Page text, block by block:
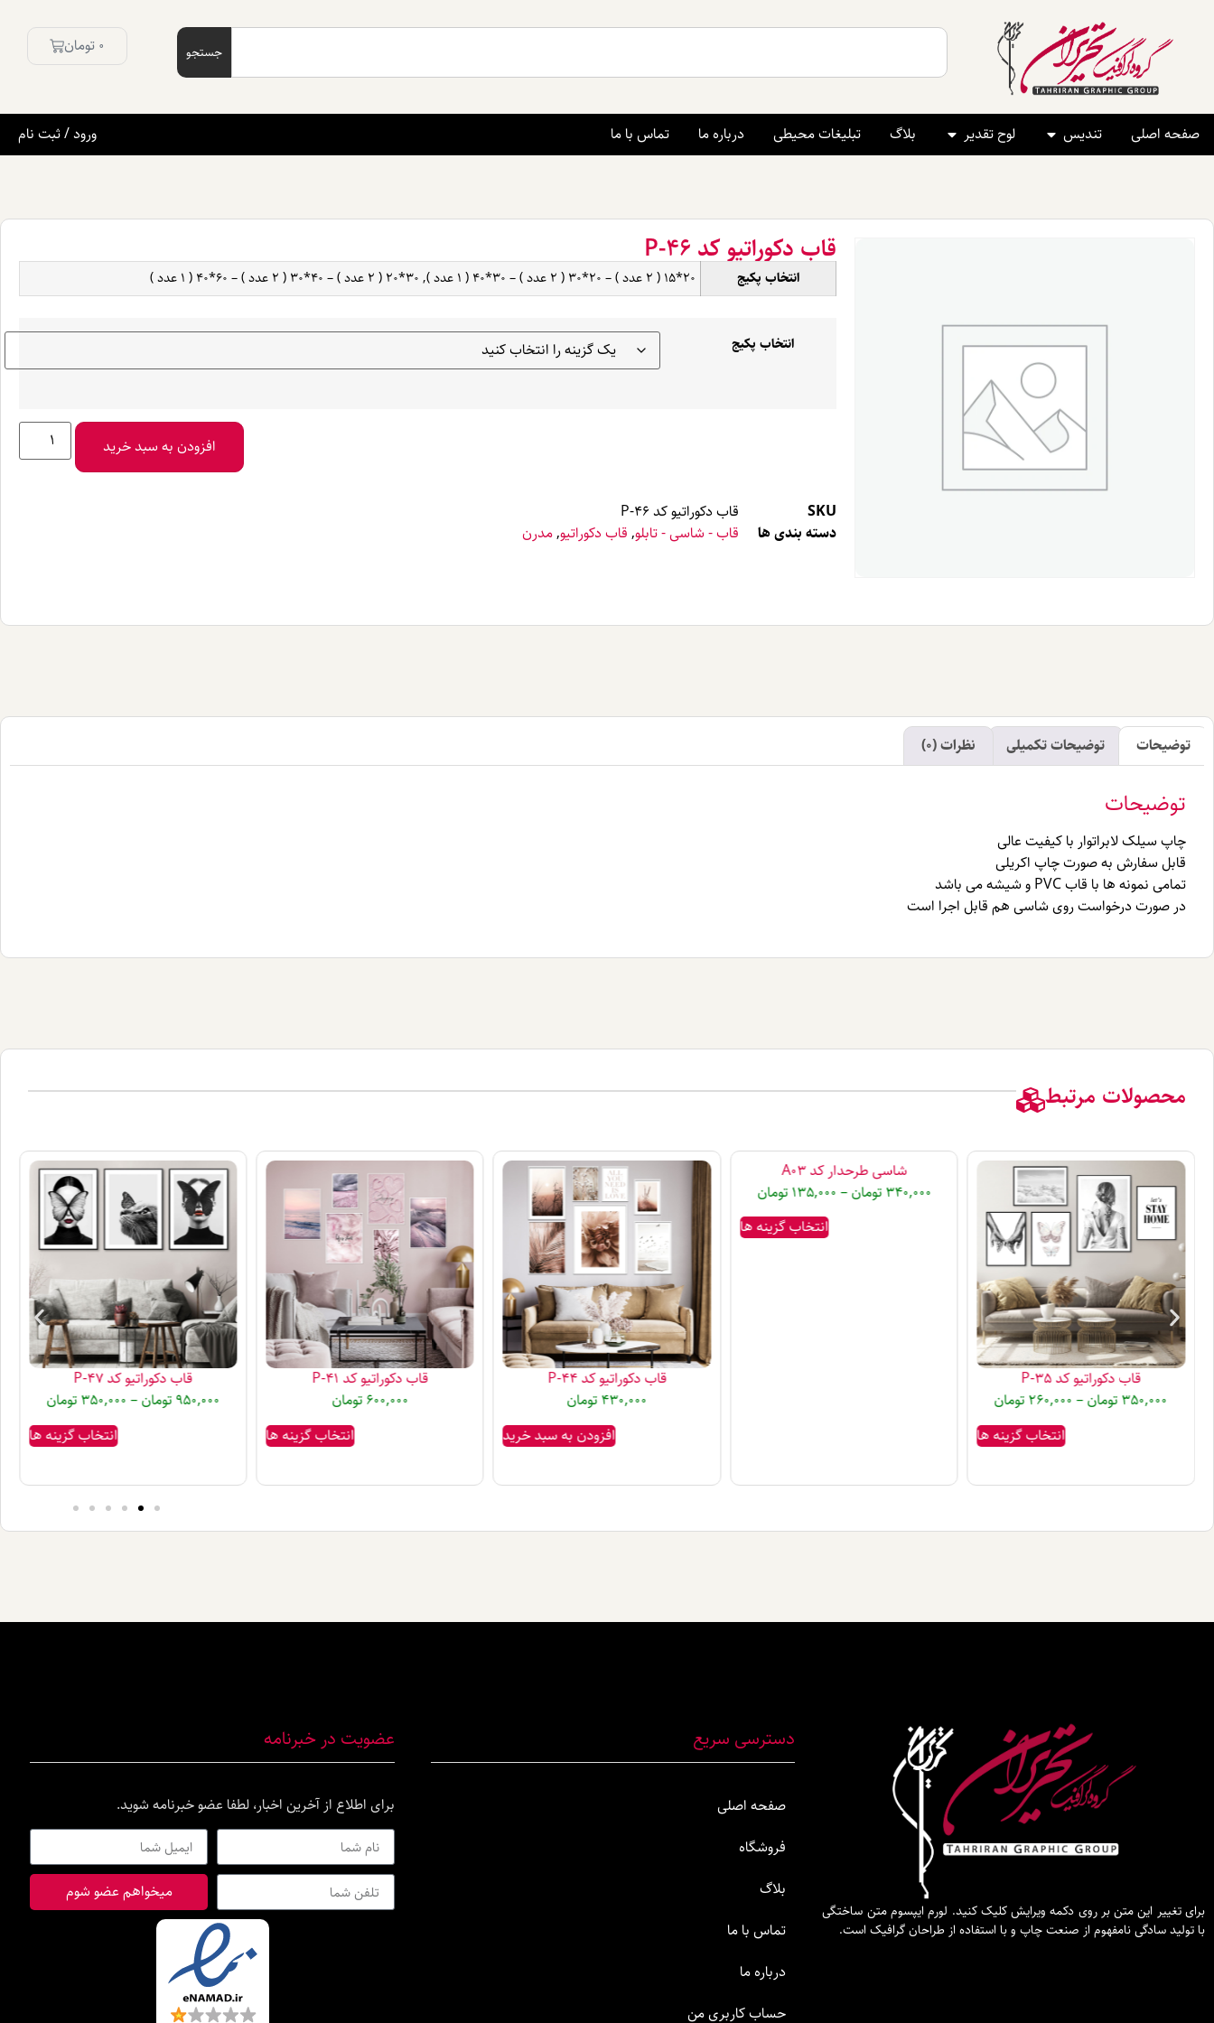
جستجو 0 تومان
صفحه اصلی تندیس لوح تقدیر بلاگ تبلیغات محیطی درباره ما تماس با ما ورود / ثبت نام
قاب دکوراتیو کد P-46
انتخاب پکیج ۲۰*۱۵ ( ۲ عدد ) – ۲۰*۳۰ ( ۲ عدد ) – ۳۰*۴۰ ( ۱ عدد ), ۳۰*۲۰ ( ۲ عدد ) – ۴۰*۳۰ ( ۲ عدد ) – ۶۰*۴۰ ( ۱ عدد )
انتخاب پکیج
افزودن به سبد خرید
SKU
قاب دکوراتیو کد P-46
دسته بندی ها
قاب - شاسی - تابلو, قاب دکوراتیو,مدرن
توضیحات توضیحات تکمیلی نظرات (0)
توضیحات
چاپ سیلک لابراتوار با کیفیت عالی
قابل سفارش به صورت چاپ اکریلی
تمامی نمونه ها با قاب PVC و شیشه می باشد
در صورت درخواست روی شاسی هم قابل اجرا است
محصولات مرتبط
قاب دکوراتیو کد P-35
350,000 تومان–
260,000 تومان
انتخاب گزینه ها
شاسی طرحدار کد A03
340,000 تومان –
135,000 تومان
انتخاب گزینه ها
قاب دکوراتیو کد P-44
430,000 تومان
افزودن به سبد خرید
قاب دکوراتیو کد P-41
600,000 تومان
انتخاب گزینه ها
قاب دکوراتیو کد P-47
950,000 تومان–
350,000 تومان
انتخاب گزینه ها
برای تغییر این متن بر روی دکمه ویرایش کلیک کنید. لورم ایپسوم متن ساختگی
با تولید سادگی نامفهوم از صنعت چاپ و با استفاده از طراحان گرافیک است.
دسترسی سریع
صفحه اصلی
فروشگاه
بلاگ
تماس با ما
درباره ما
حساب کاربری من
عضویت در خبرنامه
برای اطلاع از آخرین اخبار، لطفا عضو خبرنامه شوید.
میخواهم عضو شوم